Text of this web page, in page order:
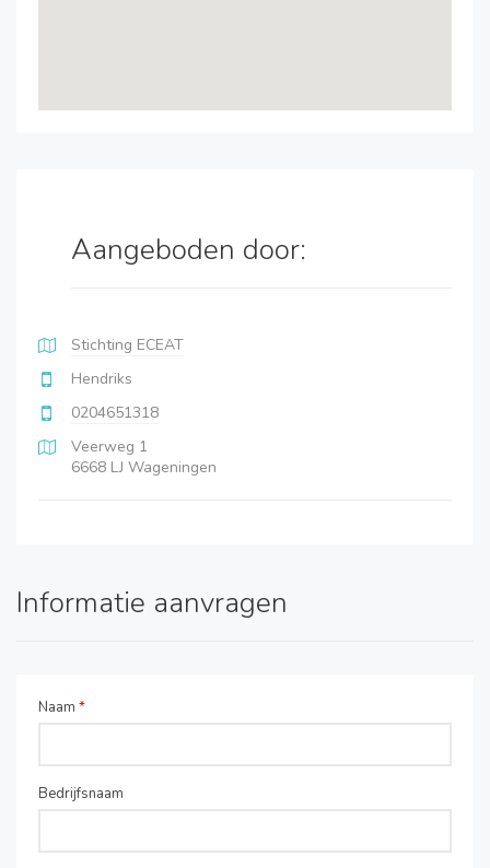
Aangeboden door:
Stichting ECEAT
Hendriks
0204651318
Veerweg 1
6668 LJ Wageningen
Informatie aanvragen
Naam *
Bedrijfsnaam